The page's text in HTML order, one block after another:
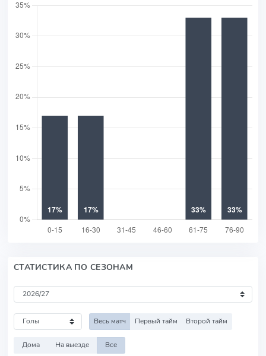
СТАТИСТИКА ПО СЕЗОНАМ
Весь матч Первый тайм Второй тайм
Дома На выезде Все